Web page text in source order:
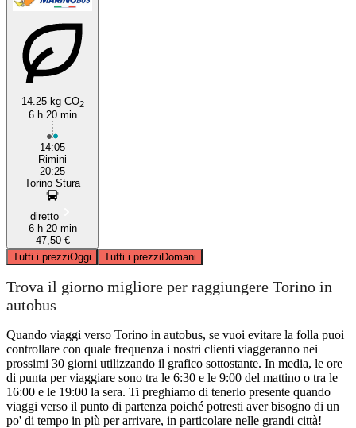
14.25 kg CO2
6 h 20 min
14:05
Rimini
20:25
Torino Stura
diretto
6 h 20 min
47,50 €
Tutti i prezziOggi Tutti i prezziDomani
Trova il giorno migliore per raggiungere Torino in
autobus
Quando viaggi verso Torino in autobus, se vuoi evitare la folla puoi
controllare con quale frequenza i nostri clienti viaggeranno nei
prossimi 30 giorni utilizzando il grafico sottostante. In media, le ore
di punta per viaggiare sono tra le 6:30 e le 9:00 del mattino o tra le
16:00 e le 19:00 la sera. Ti preghiamo di tenerlo presente quando
viaggi verso il punto di partenza poiché potresti aver bisogno di un
po' di tempo in più per arrivare, in particolare nelle grandi città!